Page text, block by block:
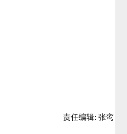
责任编辑: 张鸾